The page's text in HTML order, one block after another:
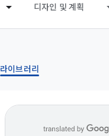
디자인 및 계획
라이브러리